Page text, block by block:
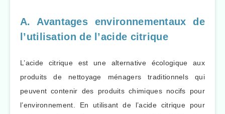
A. Avantages environnementaux de
l’utilisation de l’acide citrique
L’acide citrique est une alternative écologique aux
produits de nettoyage ménagers traditionnels qui
peuvent contenir des produits chimiques nocifs pour
l’environnement. En utilisant de l’acide citrique pour